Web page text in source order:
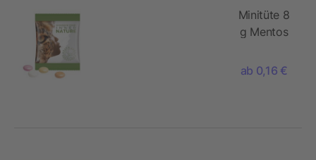
Minitüte 8
g Mentos
ab 0,16 €